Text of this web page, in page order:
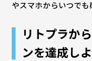
やスマホからいつでも
リトプラか
ンを達成し